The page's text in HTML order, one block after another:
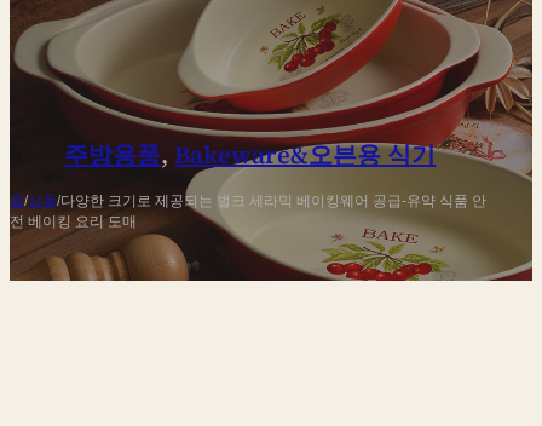
주방용품,Bakeware&오븐용 식기
홈/상품/다양한 크기로 제공되는 벌크 세라믹 베이킹웨어 공급-유약 식품 안
전 베이킹 요리 도매